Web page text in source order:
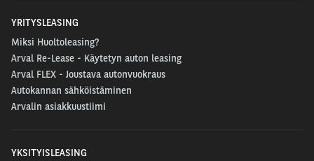
YRITYSLEASING
Miksi Huoltoleasing?
Arval Re-Lease - Käytetyn auton leasing
Arval FLEX - Joustava autonvuokraus
Autokannan sähköistäminen
Arvalin asiakkuustiimi
YKSITYISLEASING